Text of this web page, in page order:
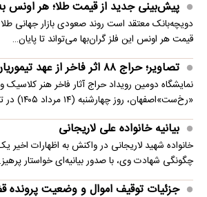
پیش‌بینی جدید از قیمت طلا؛ هر اونس به ۴۷۰۰ دلار
دویچه‌بانک معتقد است روند صعودی بازار جهانی طلا
قیمت هر اونس این فلز گران‌بها می‌تواند تا پایان…
تصاویر؛ حراج ۸۸ اثر فاخر از عهد تیموریان تا دوره معاصر
نمایشگاه دومین رویداد حراج آثار فاخر هنر کلاسیک
«رخ‌ست»اصفهان، روز چهارشنبه (۱۴ مرداد ۱۴۰۵) در تالار هنر هتل…
بیانیه خانواده علی لاریجانی
خانواده شهید لاریجانی در واکنش به اظهارات اخیر
چگونگی شهادت وی، با صدور بیانیه‌ای خواستار
جزئیات توقیف اموال و وضعیت پرونده